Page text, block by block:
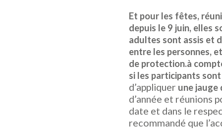
Et pour les fêtes,
depuis le 9 juin, elles
adultes sont assis et
entre les personnes,
de protection.à
si les participants
d’appliquer une jauge
d’année et réunions
date et dans le
recommandé que